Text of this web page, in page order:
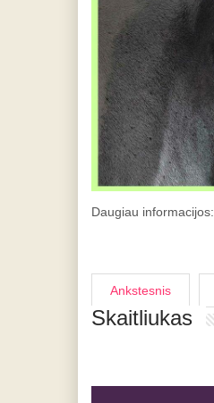
Daugiau informacijos:
Ankstesnis
Skaitliukas